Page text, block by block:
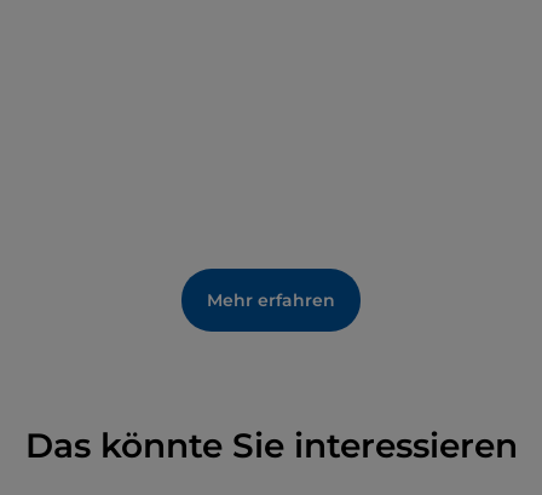
Mehr erfahren
Das könnte Sie interessieren